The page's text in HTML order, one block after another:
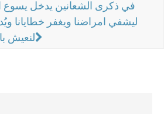
في ذكرى الشعانين يدخل يسوع
ليشفي امراضنا ويغفر خطايانا
لنعيش